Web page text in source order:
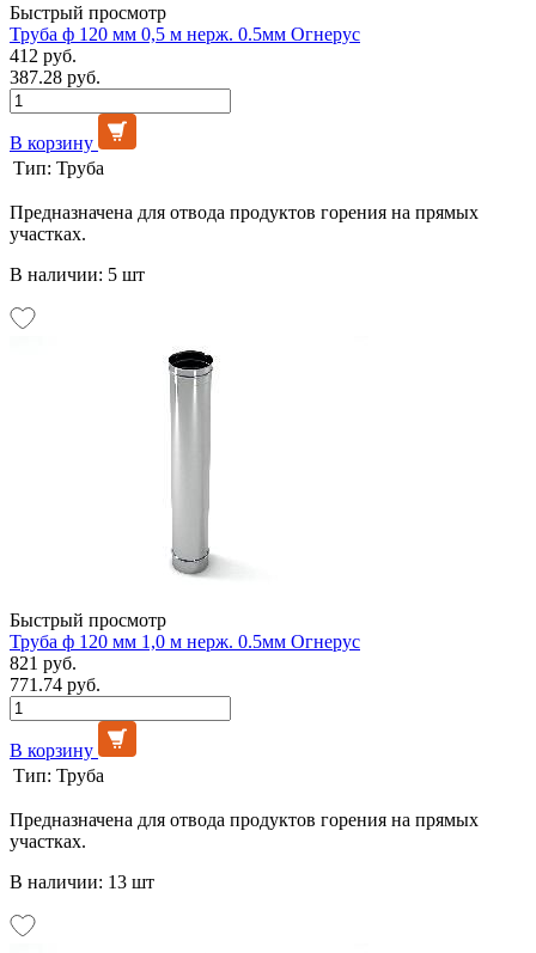
Быстрый просмотр
Труба ф 120 мм 0,5 м нерж. 0.5мм Огнерус
412 руб.
387.28 руб.
В корзину
Тип: Труба
Предназначена для отвода продуктов горения на прямых
участках.
В наличии: 5 шт
Быстрый просмотр
Труба ф 120 мм 1,0 м нерж. 0.5мм Огнерус
821 руб.
771.74 руб.
В корзину
Тип: Труба
Предназначена для отвода продуктов горения на прямых
участках.
В наличии: 13 шт